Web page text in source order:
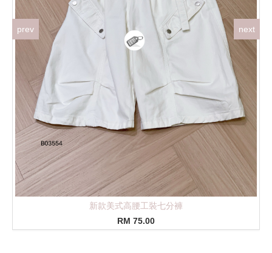
百搭牛仔直筒工装长裤
RM 98.00
prev next